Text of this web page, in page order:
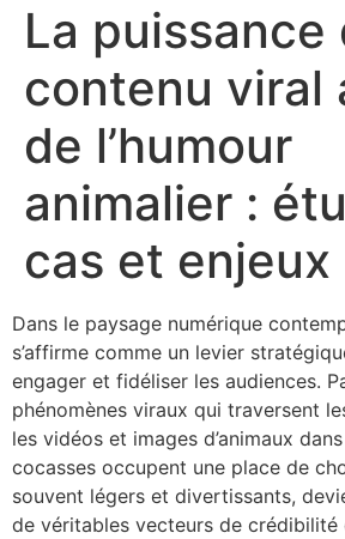
La puissance
contenu viral
de l’humour
animalier :
cas et enjeux
Dans le paysage numérique
s’affirme comme un levier
engager et fidéliser les audiences.
phénomènes viraux qui traversent
les vidéos et images d’animaux
cocasses occupent une place de
souvent légers et divertissants,
de véritables vecteurs de crédibilité